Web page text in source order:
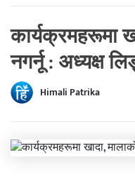
कार्यक्रमहरूमा
नगर्नू : अध्यक्ष
Himali Patrika